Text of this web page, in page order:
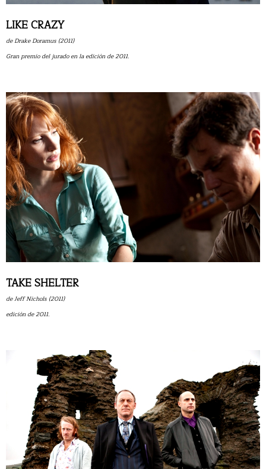
LIKE CRAZY
de Drake Doramus (2011)
Gran premio del jurado en la edición de 2011.
TAKE SHELTER
de Jeff Nichols (2011)
edición de 2011.